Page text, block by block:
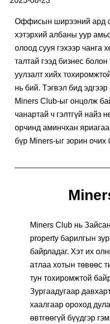
Оффисын ширээний ард
хэтэрхий албаны уур
олоод сууя гэхээр чанга
талтай гээд бизнес
уулзалт хийх
нь бий. Тэгвэл бид
Miners Club-ыг онцолж
чанартай ч гэлтгүй найз
орчинд аминчхан
бүр Miners-ыг зорин очих
Miners Club нь
property барилгын
байрладаг. Хэт их
атлаа хотын төвөөс
тун тохиромжтой
Зургаадугаар
хаалгаар ороход
өвтгөөгүй бүүдгэр